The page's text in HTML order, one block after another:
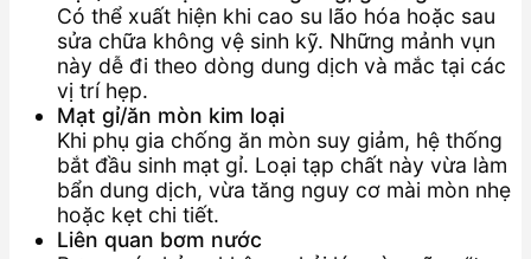
Có thể xuất hiện khi cao su lão hóa hoặc sau
sửa chữa không vệ sinh kỹ. Những mảnh vụn
này dễ đi theo dòng dung dịch và mắc tại các
vị trí hẹp.
Mạt gỉ/ăn mòn kim loại
Khi phụ gia chống ăn mòn suy giảm, hệ thống
bắt đầu sinh mạt gỉ. Loại tạp chất này vừa làm
bẩn dung dịch, vừa tăng nguy cơ mài mòn nhẹ
hoặc kẹt chi tiết.
Liên quan bơm nước